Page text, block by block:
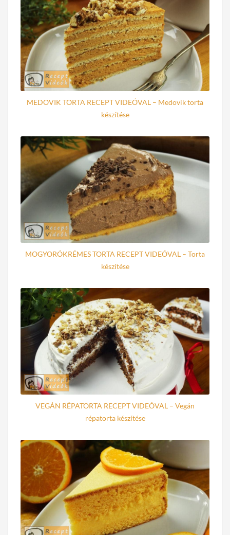
MEDOVIK TORTA RECEPT VIDEÓVAL – Medovik torta
készítése
MOGYORÓKRÉMES TORTA RECEPT VIDEÓVAL – Torta
készítése
VEGÁN RÉPATORTA RECEPT VIDEÓVAL – Vegán
répatorta készítése